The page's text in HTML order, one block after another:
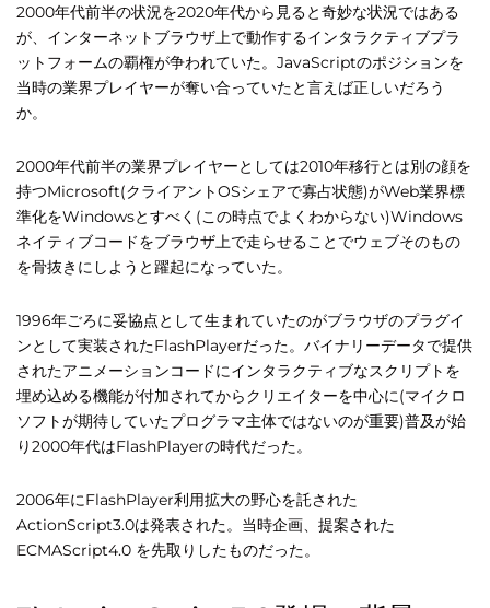
2000年代前半の状況を2020年代から見ると奇妙な状況ではある
が、インターネットブラウザ上で動作するインタラクティブプラ
ットフォームの覇権が争われていた。JavaScriptのポジションを
当時の業界プレイヤーが奪い合っていたと言えば正しいだろう
か。
2000年代前半の業界プレイヤーとしては2010年移行とは別の顔を
持つMicrosoft(クライアントOSシェアで寡占状態)がWeb業界標
準化をWindowsとすべく(この時点でよくわからない)Windows
ネイティブコードをブラウザ上で走らせることでウェブそのもの
を骨抜きにしようと躍起になっていた。
1996年ごろに妥協点として生まれていたのがブラウザのプラグイ
ンとして実装されたFlashPlayerだった。バイナリーデータで提供
されたアニメーションコードにインタラクティブなスクリプトを
埋め込める機能が付加されてからクリエイターを中心に(マイクロ
ソフトが期待していたプログラマ主体ではないのが重要)普及が始
り2000年代はFlashPlayerの時代だった。
2006年にFlashPlayer利用拡大の野心を託された
ActionScript3.0は発表された。当時企画、提案された
ECMAScript4.0 を先取りしたものだった。